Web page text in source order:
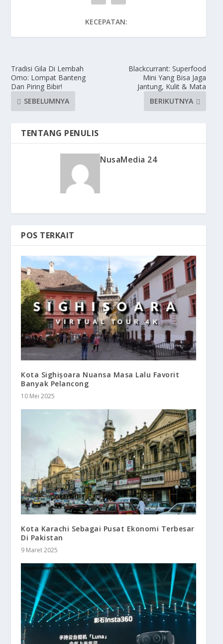
KECEPATAN:
Tradisi Gila Di Lembah
Omo: Lompat Banteng
Dan Piring Bibir!
SEBELUMNYA
Blackcurrant: Superfood
Mini Yang Bisa Jaga
Jantung, Kulit & Mata
BERIKUTNYA
TENTANG PENULIS
NusaMedia 24
POS TERKAIT
Kota Sighișoara Nuansa Masa Lalu Favorit
Banyak Pelancong
10 Mei 2025
Kota Karachi Sebagai Pusat Ekonomi Terbesar
Di Pakistan
9 Maret 2025